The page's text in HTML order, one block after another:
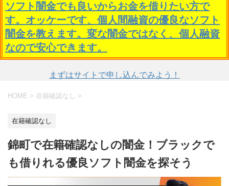
ソフト闇金でも良いからお金を借りたい方で
す。オッケーです、個人間融資の優良なソフト
闇金を教えます。変な闇金ではなく、個人融資
なので安心できます。
まずはサイトで申し込んでみよう！
HOME > 在籍確認なし >
在籍確認なし
錦町で在籍確認なしの闇金！ブラックで
も借りれる優良ソフト闇金を探そう